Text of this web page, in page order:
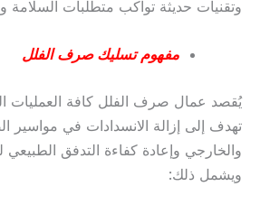
وتقنيات حديثة تواكب متطلبات السلامة
مفهوم تسليك صرف الفلل
يُقصد عمال صرف الفلل كافة العمليات
تهدف إلى إزالة الانسدادات في مواسير
والخارجي وإعادة كفاءة التدفق الطبيعي
ويشمل ذلك: